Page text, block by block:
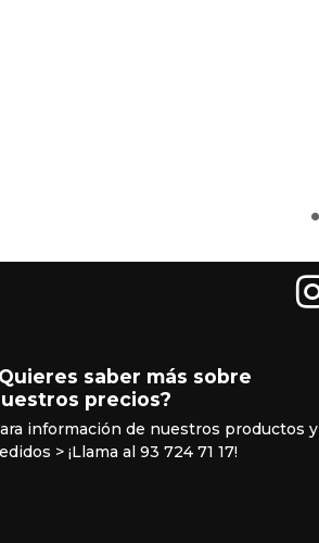
saber más sobre
precios?
información de nuestros productos y
> ¡Llama al 93 724 71 17!